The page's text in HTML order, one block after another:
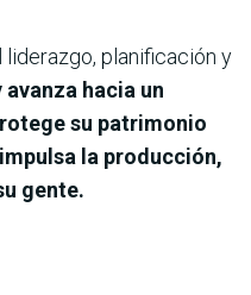
planificación y
avanza hacia un
su patrimonio
la producción,
gente.